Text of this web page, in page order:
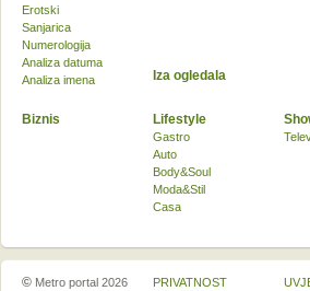
Biznis Lifestyle
Gastro
Auto
Body&Soul
Moda&Stil
Casa
Erotski
Sanjarica
Numerologija
Analiza datuma
Analiza imena
Iza ogledala
© Metro portal 2026 PRIVATNOST